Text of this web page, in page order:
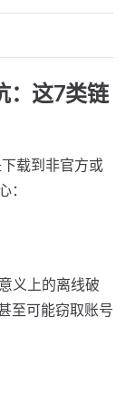
：这7类链
载到非官方或
：
义上的离线破
至可能窃取账号